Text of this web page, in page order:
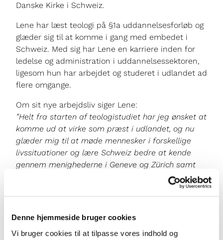
Denne hjemmeside bruger cookies
Vi bruger cookies til at tilpasse vores indhold og
Danske Kirke i Schweiz.
Lene har læst teologi på §1a uddannelsesforløb og
glæder sig til at komme i gang med embedet i
Schweiz. Med sig har Lene en karriere inden for
ledelse og administration i uddannelsessektoren,
ligesom hun har arbejdet og studeret i udlandet ad
flere omgange.
Om sit nye arbejdsliv siger Lene:
”Helt fra starten af teologistudiet har jeg ønsket at
komme ud at virke som præst i udlandet, og nu
glæder mig til at møde mennesker i forskellige
livssituationer og lære Schweiz bedre at kende
gennem menighederne i Geneve og Zürich samt